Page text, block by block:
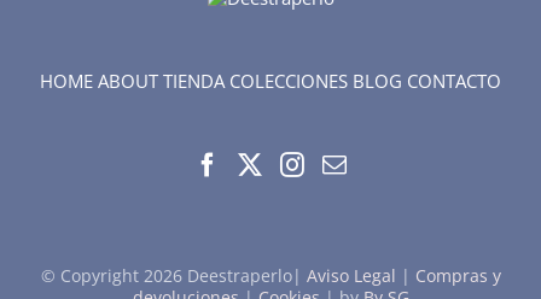
HOME ABOUT TIENDA COLECCIONES BLOG CONTACTO
© Copyright 2026 Deestraperlo| Aviso Legal | Compras y